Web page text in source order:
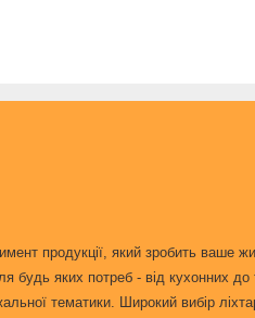
продукції, який зробить ваше
будь яких потреб - від кухонних
тематики. Широкий вибір